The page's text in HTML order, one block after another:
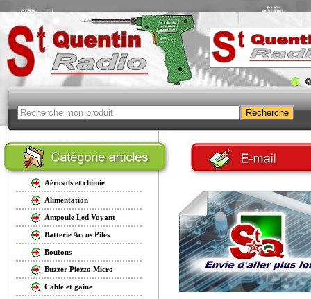
Aérosols et chimie
Alimentation
Ampoule Led Voyant
Batterie Accus Piles
Boutons
Buzzer Piezzo Micro
Cable et gaine